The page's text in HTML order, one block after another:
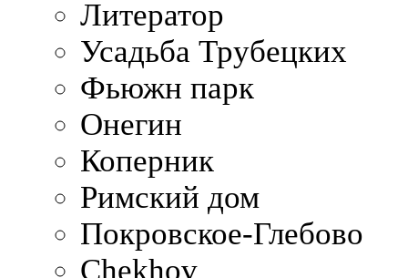
Литератор
Усадьба Трубецких
Фьюжн парк
Онегин
Коперник
Римский дом
Покровское-Глебово
Chekhov